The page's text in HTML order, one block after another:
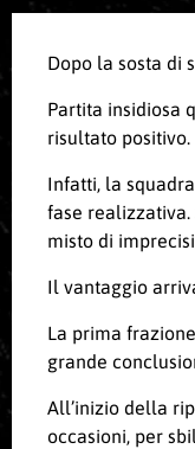
Dopo la sosta di
Partita insidiosa
risultato positivo.
Infatti, la
fase realizzativa.
misto di
Il vantaggio
La prima
grande
All’inizio della
occasioni, per